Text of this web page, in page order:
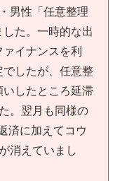
男性「任意整理
た。一時的な出
イナンスを利
でしたが、任意整
したところ延滞
。翌月も同様の
済に加えてコウ
消えていまし